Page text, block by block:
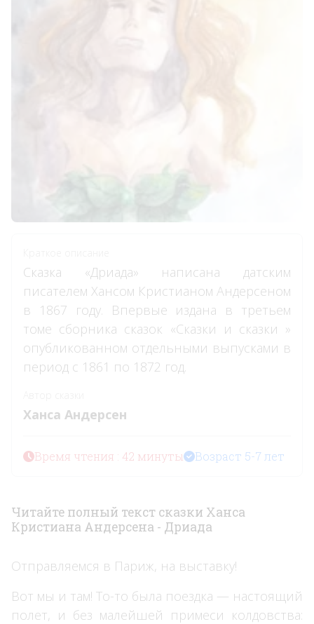
Сказка «Дриада» написана датским
писателем Хансом Кристианом Андерсеном
в 1867 году. Впервые издана в третьем
томе сборника сказок «Сказки и сказки »
опубликованном отдельными выпусками в
период с 1861 по 1872 год.
Ханса Андерсен
Время чтения : 42 минуты Возраст 5-7 лет
Читайте полный текст сказки Ханса
Кристиана Андерсена - Дриада
Отправляемся в Париж, на выставку!
Вот мы и там! То-то была поездка — настоящий
полет, и без малейшей примеси колдовства: